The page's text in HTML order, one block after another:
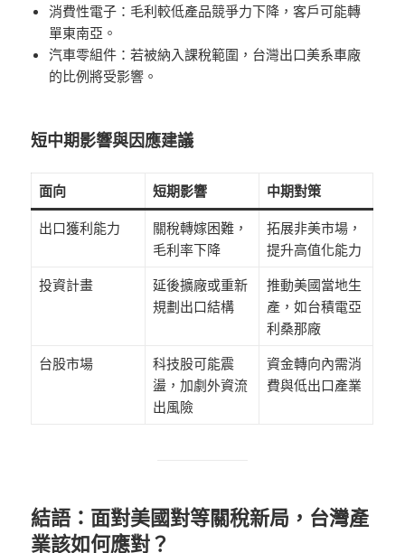
消費性電子：毛利較低產品競爭力下降，客戶可能轉
單東南亞。
汽車零組件：若被納入課稅範圍，台灣出口美系車廠
的比例將受影響。
短中期影響與因應建議
面向 短期影響 中期對策
出口獲利能力
關稅轉嫁困難，
毛利率下降
拓展非美市場，
提升高值化能力
投資計畫
延後擴廠或重新
規劃出口結構
推動美國當地生
產，如台積電亞
利桑那廠
台股市場
科技股可能震
盪，加劇外資流
出風險
資金轉向內需消
費與低出口產業
結語：面對美國對等關稅新局，台灣產
業該如何應對？